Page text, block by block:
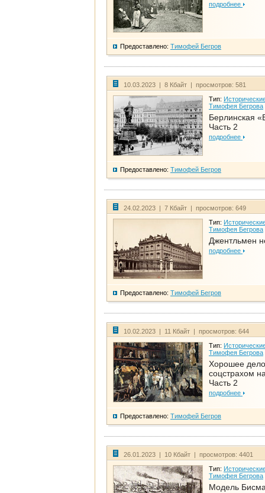
подробнее
Предоставлено: Тимофей Бегров
10.03.2023 | 8 Кбайт | просмотров: 581
Тип:
Тимофея Бегрова
Берлинская
Часть 2
подробнее
Предоставлено: Тимофей Бегров
24.02.2023 | 7 Кбайт | просмотров: 649
Тип:
Тимофея Бегрова
Джентльмен
подробнее
Предоставлено: Тимофей Бегров
10.02.2023 | 11 Кбайт | просмотров: 644
Тип:
Тимофея Бегрова
Хорошее дело
соцстрахом
Часть 2
подробнее
Предоставлено: Тимофей Бегров
26.01.2023 | 10 Кбайт | просмотров: 4401
Тип:
Тимофея Бегрова
Модель